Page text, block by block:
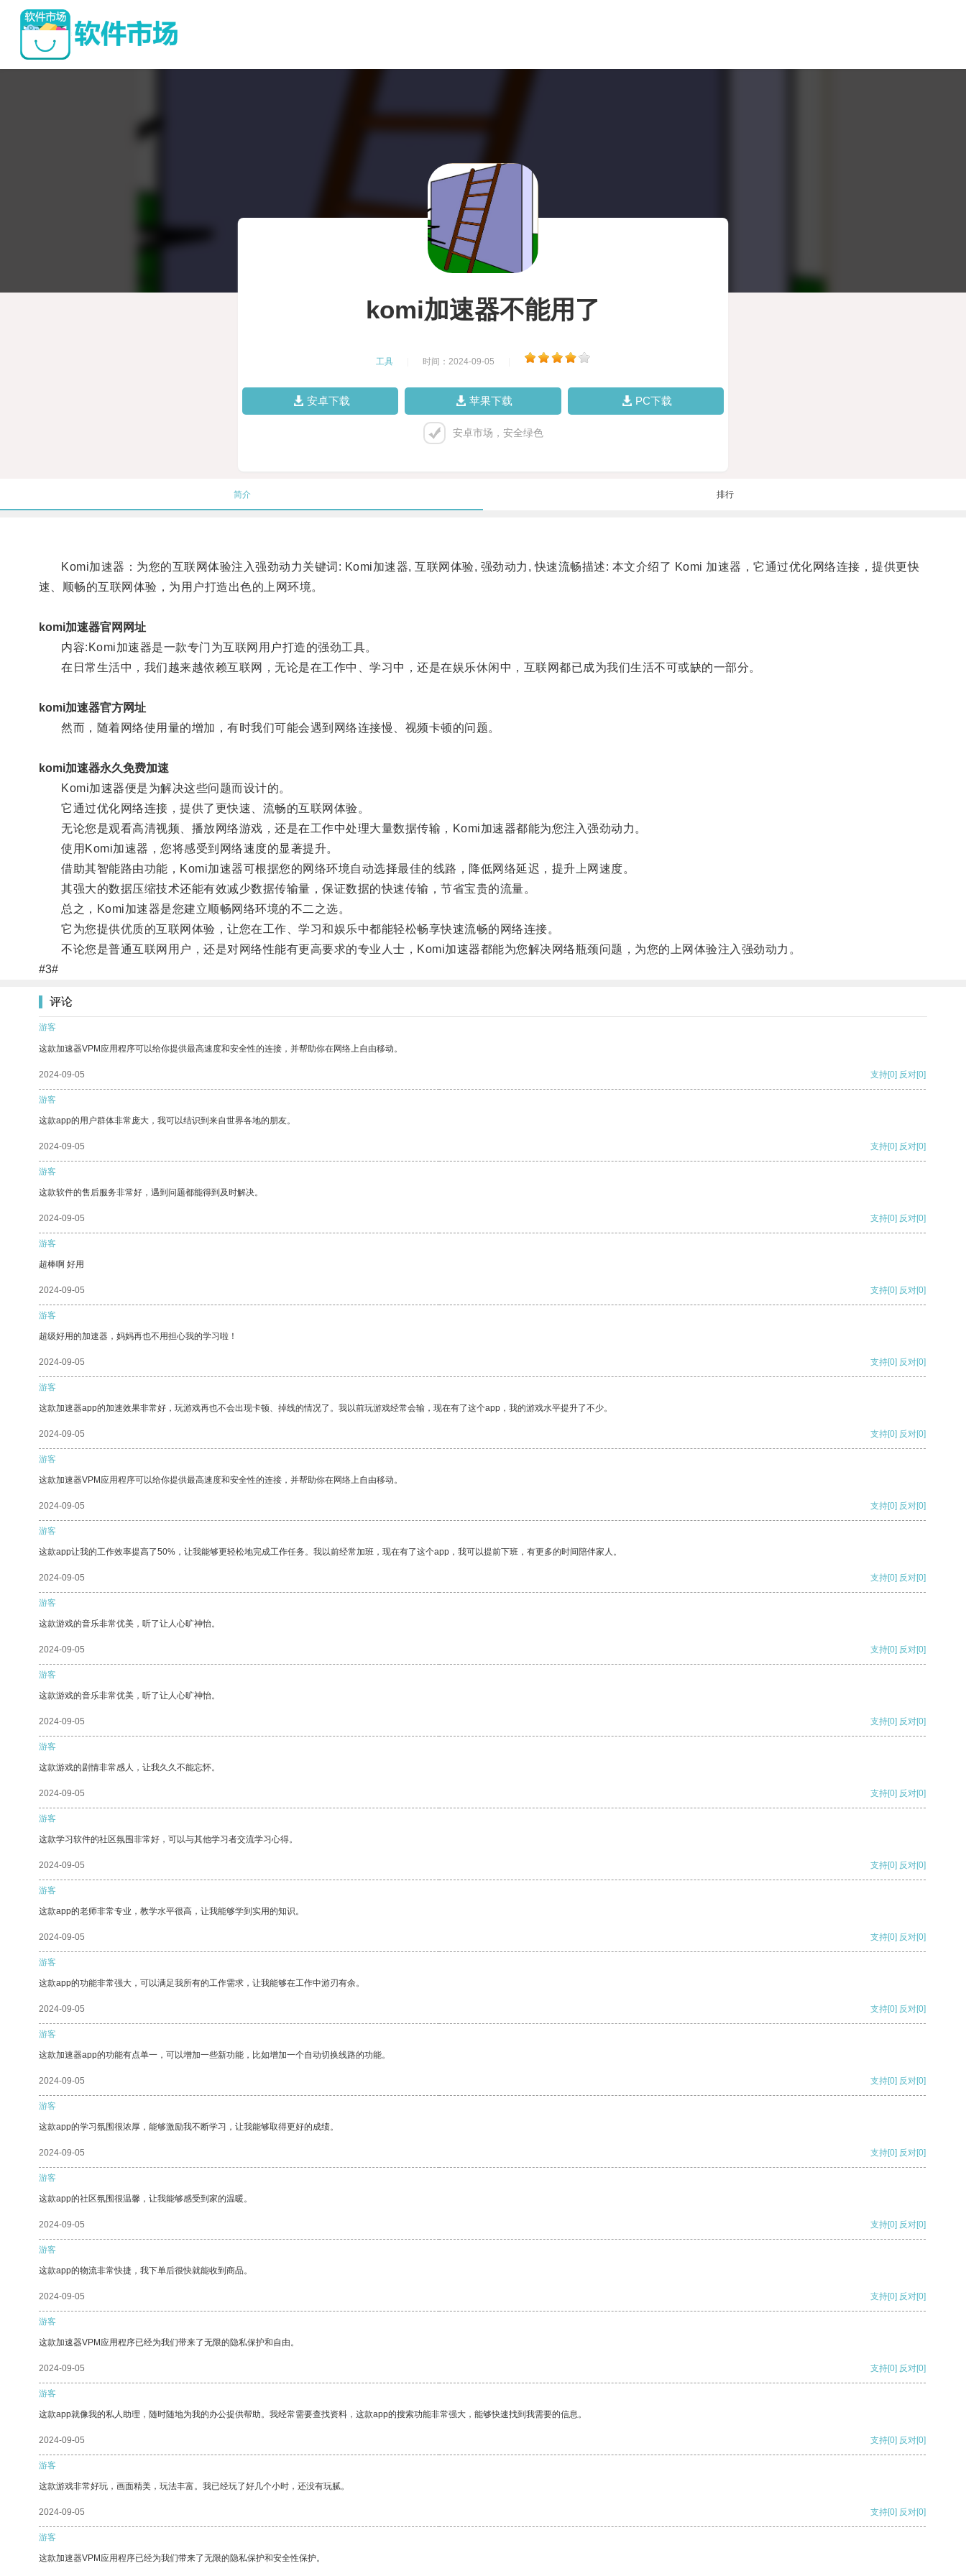
komi加速器不能用了
工具 时间：2024-09-05
安卓下载 苹果下载 PC下载
安卓市场，安全绿色
简介 排行
Komi加速器：为您的互联网体验注入强劲动力关键词: Komi加速器, 互联网体验, 强劲动力, 快速流畅描述: 本文介绍了 Komi 加速器，它通过优化网络连接，提供更快
速、顺畅的互联网体验，为用户打造出色的上网环境。
komi加速器官网网址
内容:Komi加速器是一款专门为互联网用户打造的强劲工具。
在日常生活中，我们越来越依赖互联网，无论是在工作中、学习中，还是在娱乐休闲中，互联网都已成为我们生活不可或缺的一部分。
komi加速器官方网址
然而，随着网络使用量的增加，有时我们可能会遇到网络连接慢、视频卡顿的问题。
komi加速器永久免费加速
Komi加速器便是为解决这些问题而设计的。
它通过优化网络连接，提供了更快速、流畅的互联网体验。
无论您是观看高清视频、播放网络游戏，还是在工作中处理大量数据传输，Komi加速器都能为您注入强劲动力。
使用Komi加速器，您将感受到网络速度的显著提升。
借助其智能路由功能，Komi加速器可根据您的网络环境自动选择最佳的线路，降低网络延迟，提升上网速度。
其强大的数据压缩技术还能有效减少数据传输量，保证数据的快速传输，节省宝贵的流量。
总之，Komi加速器是您建立顺畅网络环境的不二之选。
它为您提供优质的互联网体验，让您在工作、学习和娱乐中都能轻松畅享快速流畅的网络连接。
不论您是普通互联网用户，还是对网络性能有更高要求的专业人士，Komi加速器都能为您解决网络瓶颈问题，为您的上网体验注入强劲动力。
#3#
评论
游客
这款加速器VPM应用程序可以给你提供最高速度和安全性的连接，并帮助你在网络上自由移动。
2024-09-05 支持[0] 反对[0]
游客
这款app的用户群体非常庞大，我可以结识到来自世界各地的朋友。
2024-09-05 支持[0] 反对[0]
游客
这款软件的售后服务非常好，遇到问题都能得到及时解决。
2024-09-05 支持[0] 反对[0]
游客
超棒啊 好用
2024-09-05 支持[0] 反对[0]
游客
超级好用的加速器，妈妈再也不用担心我的学习啦！
2024-09-05 支持[0] 反对[0]
游客
这款加速器app的加速效果非常好，玩游戏再也不会出现卡顿、掉线的情况了。我以前玩游戏经常会输，现在有了这个app，我的游戏水平提升了不少。
2024-09-05 支持[0] 反对[0]
游客
这款加速器VPM应用程序可以给你提供最高速度和安全性的连接，并帮助你在网络上自由移动。
2024-09-05 支持[0] 反对[0]
游客
这款app让我的工作效率提高了50%，让我能够更轻松地完成工作任务。我以前经常加班，现在有了这个app，我可以提前下班，有更多的时间陪伴家人。
2024-09-05 支持[0] 反对[0]
游客
这款游戏的音乐非常优美，听了让人心旷神怡。
2024-09-05 支持[0] 反对[0]
游客
这款游戏的音乐非常优美，听了让人心旷神怡。
2024-09-05 支持[0] 反对[0]
游客
这款游戏的剧情非常感人，让我久久不能忘怀。
2024-09-05 支持[0] 反对[0]
游客
这款学习软件的社区氛围非常好，可以与其他学习者交流学习心得。
2024-09-05 支持[0] 反对[0]
游客
这款app的老师非常专业，教学水平很高，让我能够学到实用的知识。
2024-09-05 支持[0] 反对[0]
游客
这款app的功能非常强大，可以满足我所有的工作需求，让我能够在工作中游刃有余。
2024-09-05 支持[0] 反对[0]
游客
这款加速器app的功能有点单一，可以增加一些新功能，比如增加一个自动切换线路的功能。
2024-09-05 支持[0] 反对[0]
游客
这款app的学习氛围很浓厚，能够激励我不断学习，让我能够取得更好的成绩。
2024-09-05 支持[0] 反对[0]
游客
这款app的社区氛围很温馨，让我能够感受到家的温暖。
2024-09-05 支持[0] 反对[0]
游客
这款app的物流非常快捷，我下单后很快就能收到商品。
2024-09-05 支持[0] 反对[0]
游客
这款加速器VPM应用程序已经为我们带来了无限的隐私保护和自由。
2024-09-05 支持[0] 反对[0]
游客
这款app就像我的私人助理，随时随地为我的办公提供帮助。我经常需要查找资料，这款app的搜索功能非常强大，能够快速找到我需要的信息。
2024-09-05 支持[0] 反对[0]
游客
这款游戏非常好玩，画面精美，玩法丰富。我已经玩了好几个小时，还没有玩腻。
2024-09-05 支持[0] 反对[0]
游客
这款加速器VPM应用程序已经为我们带来了无限的隐私保护和安全性保护。